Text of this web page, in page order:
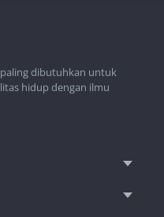
dibutuhkan untuk
hidup dengan ilmu